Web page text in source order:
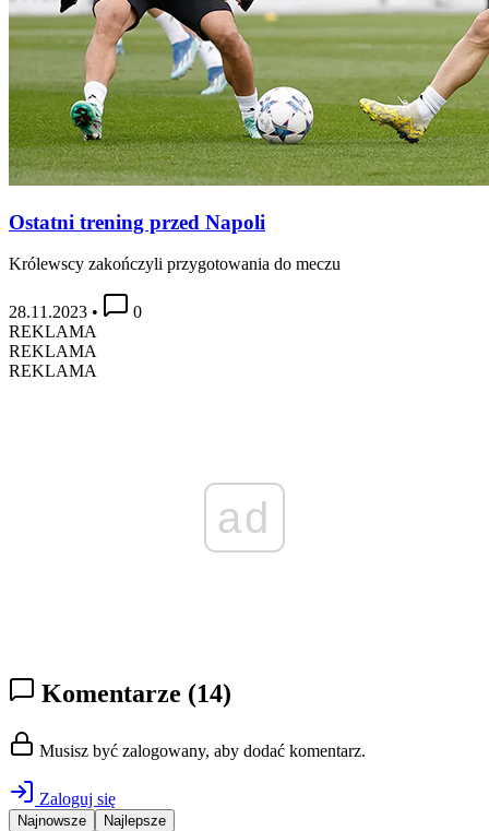
Ostatni trening przed Napoli
Królewscy zakończyli przygotowania do meczu
28.11.2023 •
0
REKLAMA
REKLAMA
REKLAMA
ad
Komentarze (14)
Musisz być zalogowany, aby dodać komentarz.
Zaloguj się
Najnowsze Najlepsze